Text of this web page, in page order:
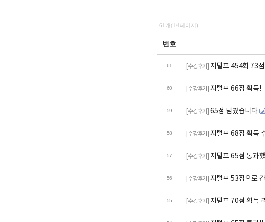
61개(1/4페이지)
번호
61 [수강후기] 지텔프 454회 73점
60 [수강후기] 지텔프 66점 획득!
59 [수강후기] 65점 넘겼습니다
58 [수강후기] 지텔프 68점 획득
57 [수강후기] 지텔프 65점 통과
56 [수강후기] 지텔프 53점으로
55 [수강후기] 지텔프 70점 획득